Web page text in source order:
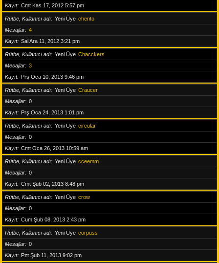
Kayıt
Cmt Kas 17, 2012 5:57 pm
Rütbe, Kullanıcı adı Yeni Üye chento
Mesajlar
4
Kayıt
Sal Ara 11, 2012 3:21 pm
Rütbe, Kullanıcı adı Yeni Üye Chacckers
Mesajlar
3
Kayıt
Prş Oca 10, 2013 9:46 pm
Rütbe, Kullanıcı adı Yeni Üye Craucer
Mesajlar
0
Kayıt
Prş Oca 24, 2013 1:01 pm
Rütbe, Kullanıcı adı Yeni Üye circular
Mesajlar
0
Kayıt
Cmt Oca 26, 2013 10:59 am
Rütbe, Kullanıcı adı Yeni Üye cceemm
Mesajlar
0
Kayıt
Cmt Şub 02, 2013 8:48 pm
Rütbe, Kullanıcı adı Yeni Üye crow
Mesajlar
0
Kayıt
Cum Şub 08, 2013 2:43 pm
Rütbe, Kullanıcı adı Yeni Üye corpuss
Mesajlar
0
Kayıt
Pzt Şub 11, 2013 9:02 pm